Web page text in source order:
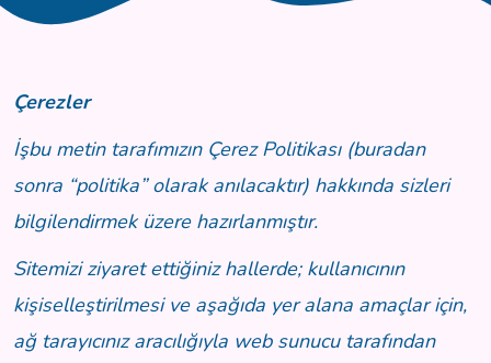
Çerezler
İşbu metin tarafımızın Çerez Politikası (buradan
sonra “politika” olarak anılacaktır) hakkında sizleri
bilgilendirmek üzere hazırlanmıştır.
Sitemizi ziyaret ettiğiniz hallerde; kullanıcının
kişiselleştirilmesi ve aşağıda yer alana amaçlar için,
ağ tarayıcınız aracılığıyla web sunucu tarafından